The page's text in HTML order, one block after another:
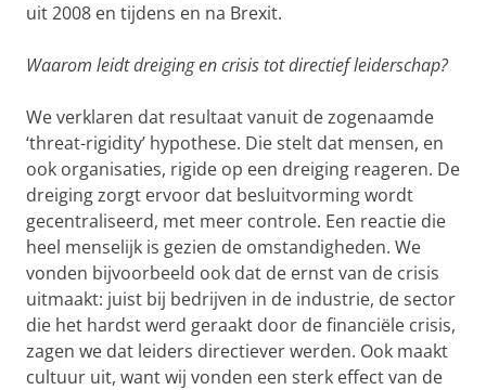
uit 2008 en tijdens en na Brexit.
Waarom leidt dreiging en crisis tot directief leiderschap?
We verklaren dat resultaat vanuit de zogenaamde
‘threat-rigidity’ hypothese. Die stelt dat mensen, en
ook organisaties, rigide op een dreiging reageren. De
dreiging zorgt ervoor dat besluitvorming wordt
gecentraliseerd, met meer controle. Een reactie die
heel menselijk is gezien de omstandigheden. We
vonden bijvoorbeeld ook dat de ernst van de crisis
uitmaakt: juist bij bedrijven in de industrie, de sector
die het hardst werd geraakt door de financiële crisis,
zagen we dat leiders directiever werden. Ook maakt
cultuur uit, want wij vonden een sterk effect van de